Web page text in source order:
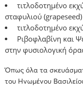
τιτλοδοτημένο
σταφυλιού (grapeseed)
τιτλοδοτημένο
Ριβοφλαβίνη και
στην φυσιολογική
Όπως όλα τα
του Ηνωμένου